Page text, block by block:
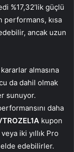
%17,32’lik güçlü
performans, kısa
ancak uzun
almasına
da dahil olmak
sunuyor.
daha
kupon
iki yıllık Pro
edebilirler.